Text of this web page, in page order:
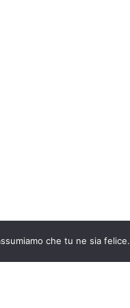
che tu ne sia felice.